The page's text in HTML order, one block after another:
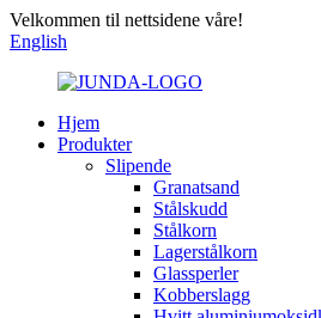
Velkommen til nettsidene våre!
English
Hjem
Produkter
Slipende
Granatsand
Stålskudd
Stålkorn
Lagerstålkorn
Glassperler
Kobberslagg